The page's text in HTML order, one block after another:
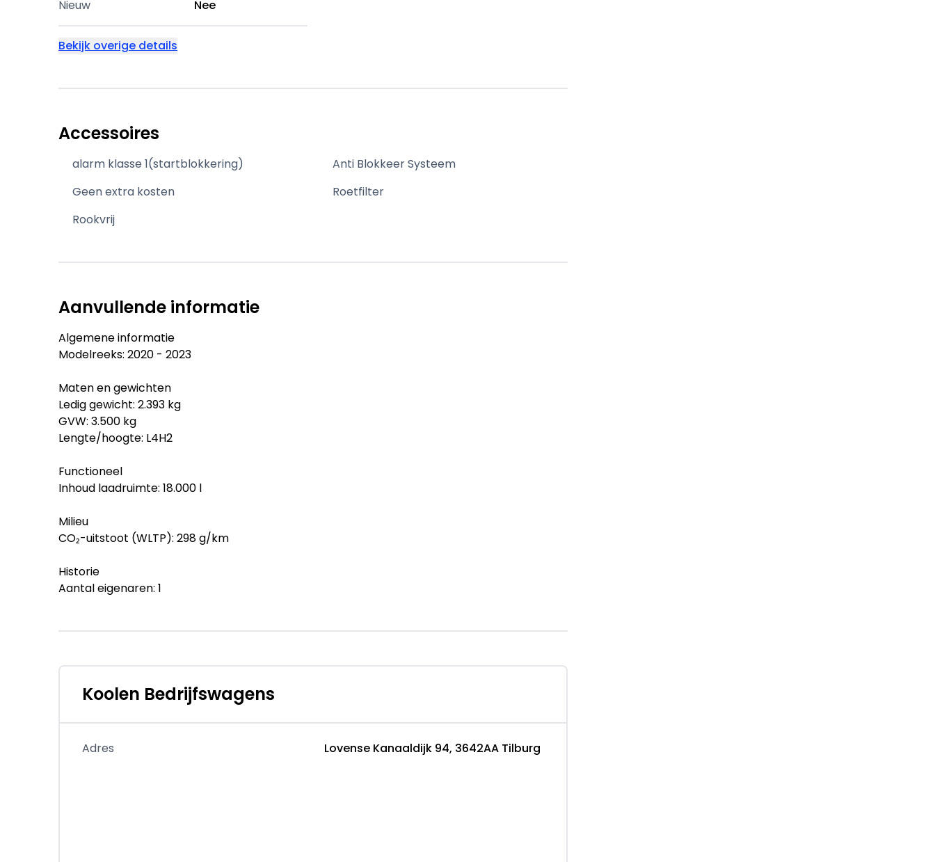
Nieuw Nee
Bekijk overige details
Accessoires
alarm klasse 1(startblokkering)
Anti Blokkeer Systeem
Geen extra kosten
Roetfilter
Rookvrij
Aanvullende informatie
Algemene informatie
Modelreeks: 2020 - 2023
Maten en gewichten
Ledig gewicht: 2.393 kg
GVW: 3.500 kg
Lengte/hoogte: L4H2
Functioneel
Inhoud laadruimte: 18.000 l
Milieu
CO₂-uitstoot (WLTP): 298 g/km
Historie
Aantal eigenaren: 1
Staat interieur: goed
Financiële informatie
BTW/marge: BTW verrekenbaar voor ondernemers
Afleverpakketten
Koolen Bedrijfswagens
Adres Lovense Kanaaldijk 94, 3642AA Tilburg